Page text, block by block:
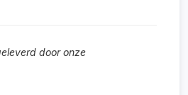
door onze